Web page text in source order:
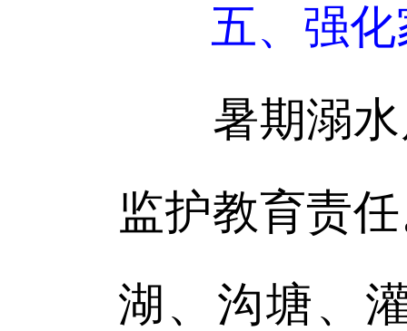
五、强
暑期溺水
监护教育责
湖、沟塘、